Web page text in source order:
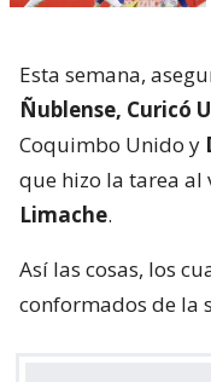
Esta semana,
Ñublense, Curicó
Coquimbo Unido y
que hizo la tarea al
Limache.
Así las cosas, los
conformados de la